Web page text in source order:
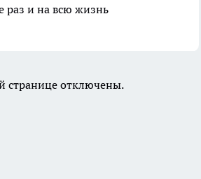
раз и на всю жизнь
странице отключены.